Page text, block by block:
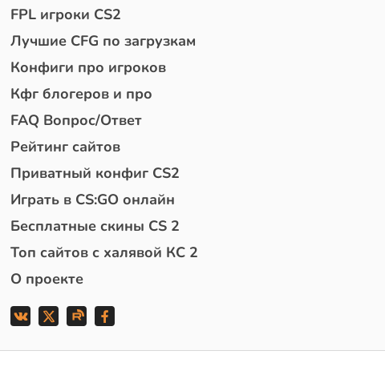
FPL игроки CS2
Лучшие CFG по загрузкам
Конфиги про игроков
Кфг блогеров и про
FAQ Вопрос/Ответ
Рейтинг сайтов
Приватный конфиг CS2
Играть в CS:GO онлайн
Бесплатные скины CS 2
Топ сайтов с халявой КС 2
О проекте